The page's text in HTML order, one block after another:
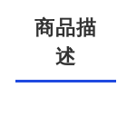
商品描
述